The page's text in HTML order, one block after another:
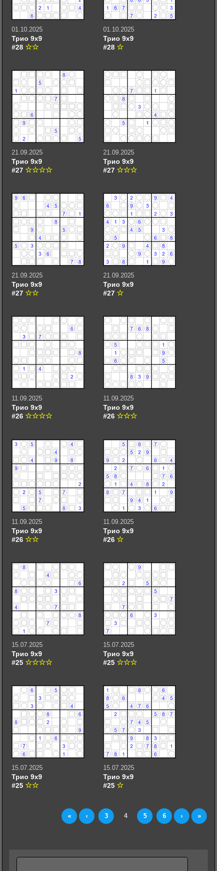
01.10.2025
Трио 9х9
#28
01.10.2025
Трио 9х9
#28
21.09.2025
Трио 9х9
#27
21.09.2025
Трио 9х9
#27
21.09.2025
Трио 9х9
#27
21.09.2025
Трио 9х9
#27
11.09.2025
Трио 9х9
#26
11.09.2025
Трио 9х9
#26
11.09.2025
Трио 9х9
#26
11.09.2025
Трио 9х9
#26
15.07.2025
Трио 9х9
#25
15.07.2025
Трио 9х9
#25
15.07.2025
Трио 9х9
#25
15.07.2025
Трио 9х9
#25
« ‹ 3 4 5 6 › »